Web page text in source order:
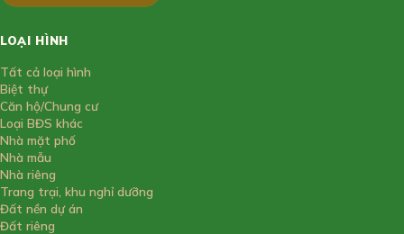
LOẠI HÌNH
Tất cả loại hình
Biệt thự
Căn hộ/Chung cư
Loại BĐS khác
Nhà mặt phố
Nhà mẫu
Nhà riêng
Trang trại, khu nghỉ dưỡng
Đất nền dự án
Đất riêng